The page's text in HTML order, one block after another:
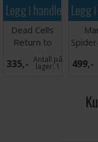
Legg i handlekurven
Dead Cells
Return to
Castlevania
PS5
335,- Antall på
lager:1
Legg
499,-